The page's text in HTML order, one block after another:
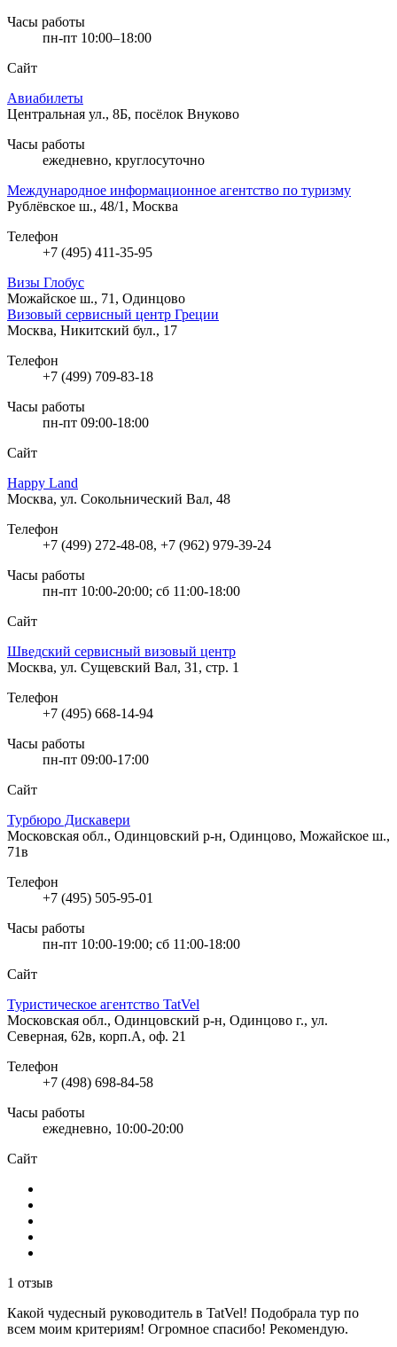
Часы работы
пн-пт 10:00–18:00
Сайт
Авиабилеты
Центральная ул., 8Б, посёлок Внуково
Часы работы
ежедневно, круглосуточно
Международное информационное агентство по туризму
Рублёвское ш., 48/1, Москва
Телефон
+7 (495) 411-35-95
Визы Глобус
Можайское ш., 71, Одинцово
Визовый сервисный центр Греции
Москва, Никитский бул., 17
Телефон
+7 (499) 709-83-18
Часы работы
пн-пт 09:00-18:00
Сайт
Happy Land
Москва, ул. Сокольнический Вал, 48
Телефон
+7 (499) 272-48-08, +7 (962) 979-39-24
Часы работы
пн-пт 10:00-20:00; сб 11:00-18:00
Сайт
Шведский сервисный визовый центр
Москва, ул. Сущевский Вал, 31, стр. 1
Телефон
+7 (495) 668-14-94
Часы работы
пн-пт 09:00-17:00
Сайт
Турбюро Дискавери
Московская обл., Одинцовский р-н, Одинцово, Можайское ш.,
71в
Телефон
+7 (495) 505-95-01
Часы работы
пн-пт 10:00-19:00; сб 11:00-18:00
Сайт
Туристическое агентство TatVel
Московская обл., Одинцовский р-н, Одинцово г., ул.
Северная, 62в, корп.А, оф. 21
Телефон
+7 (498) 698-84-58
Часы работы
ежедневно, 10:00-20:00
Сайт
1 отзыв
Какой чудесный руководитель в TatVel! Подобрала тур по
всем моим критериям! Огромное спасибо! Рекомендую.